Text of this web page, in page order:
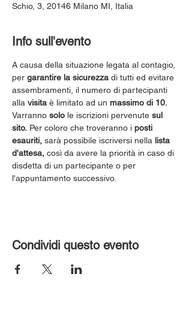
Schio, 3, 20146 Milano MI, Italia
Info sull'evento
A causa della situazione legata al contagio,
per garantire la sicurezza di tutti ed evitare
assembramenti, il numero di partecipanti
alla visita è limitato ad un massimo di 10.
Varranno solo le iscrizioni pervenute sul
sito. Per coloro che troveranno i posti
esauriti, sarà possibile iscriversi nella lista
d'attesa, così da avere la priorità in caso di
disdetta di un partecipante o per
l'appuntamento successivo.
Condividi questo evento